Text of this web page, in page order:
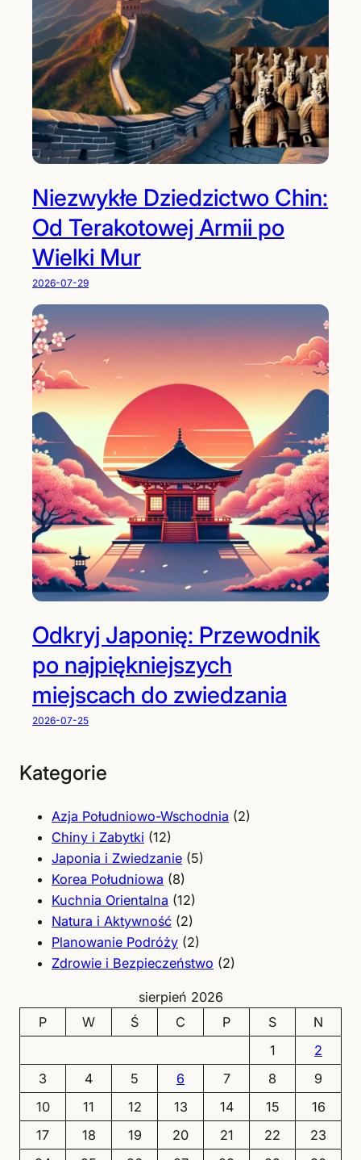
Niezwykłe Dziedzictwo Chin:
Od Terakotowej Armii po
Wielki Mur
2026-07-29
Odkryj Japonię: Przewodnik
po najpiękniejszych
miejscach do zwiedzania
2026-07-25
Kategorie
Azja Południowo-Wschodnia (2)
Chiny i Zabytki (12)
Japonia i Zwiedzanie (5)
Korea Południowa (8)
Kuchnia Orientalna (12)
Natura i Aktywność (2)
Planowanie Podróży (2)
Zdrowie i Bezpieczeństwo (2)
sierpień 2026
P
W Ś C P S
N
1
2
3
4 5 6 7 8
9
10
11 12 13 14 15
16
17
18 19 20 21 22
23